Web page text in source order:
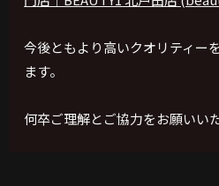
今後ともより高いクオリティー
ます。
何卒ご理解とご協力をお願いい